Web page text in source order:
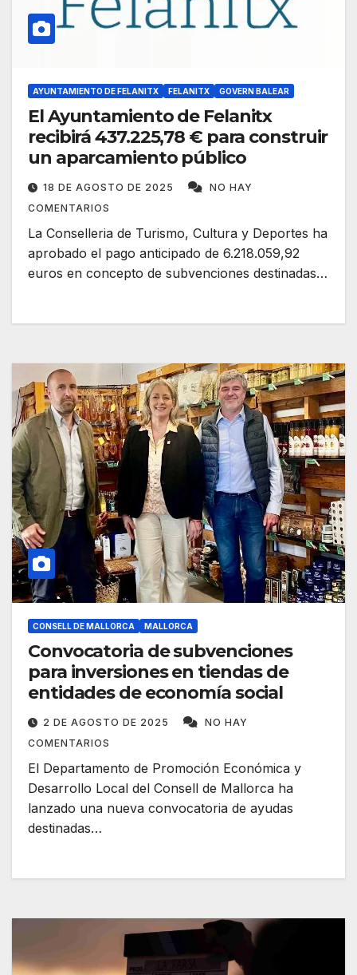
AYUNTAMIENTO DE FELANITX FELANITX GOVERN BALEAR
El Ayuntamiento de Felanitx
recibirá 437.225,78 € para construir
un aparcamiento público
18 DE AGOSTO DE 2025
NO HAY
COMENTARIOS
La Conselleria de Turismo, Cultura y Deportes ha
aprobado el pago anticipado de 6.218.059,92
euros en concepto de subvenciones destinadas…
CONSELL DE MALLORCA MALLORCA
Convocatoria de subvenciones
para inversiones en tiendas de
entidades de economía social
2 DE AGOSTO DE 2025
NO HAY
COMENTARIOS
El Departamento de Promoción Económica y
Desarrollo Local del Consell de Mallorca ha
lanzado una nueva convocatoria de ayudas
destinadas…